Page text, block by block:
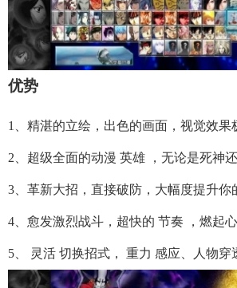
优势
1、精湛的立绘，出色的画面，视觉效果
2、超级全面的动漫 英雄 ，无论是死神还
3、革新大招，直接破防，大幅度提升你
4、愈发激烈战斗，超快的 节奏 ，燃起心
5、 灵活 切换招式， 重力 感应、人物穿